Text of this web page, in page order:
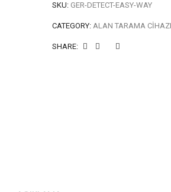
SKU: GER-DETECT-EASY-WAY
CATEGORY: ALAN TARAMA
SHARE: